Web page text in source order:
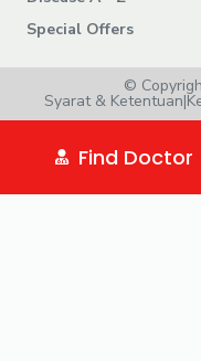
Special Offers
©
Syarat & Ketentuan|
Find Doctor